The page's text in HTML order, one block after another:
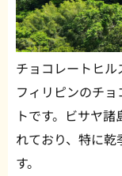
チョコレートヒ
フィリピンのチ
トです。ビサヤ
れており、特に
す。